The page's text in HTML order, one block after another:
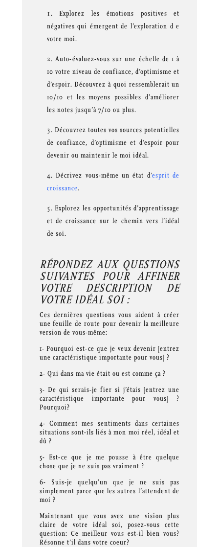
Explorez les émotions positives et
négatives qui émergent de l’exploration d e
votre moi.
Auto-évaluez-vous sur une échelle de 1 à
10 votre niveau de confiance, d’optimisme et
d’espoir. Découvrez à quoi ressemblerait un
10/10 et les moyens possibles d’améliorer
les notes jusqu’à 7/10 ou plus.
Découvrez toutes vos sources potentielles
de confiance, d’optimisme et d’espoir pour
devenir ou maintenir le moi idéal.
Décrivez vous-même un état d’esprit de
croissance.
Explorez les opportunités d’apprentissage
et de croissance sur le chemin vers l’idéal
de soi.
RÉPONDEZ AUX QUESTIONS
SUIVANTES POUR AFFINER
VOTRE DESCRIPTION DE
VOTRE IDÉAL SOI :
Ces dernières questions vous aident à créer
une feuille de route pour devenir la meilleure
version de vous-même:
1- Pourquoi est-ce que je veux devenir [entrez
une caractéristique importante pour vous] ?
2- Qui dans ma vie était ou est comme ça ?
3- De qui serais-je fier si j’étais [entrez une
caractéristique importante pour vous] ?
Pourquoi?
4- Comment mes sentiments dans certaines
situations sont-ils liés à mon moi réel, idéal et
dû ?
5- Est-ce que je me pousse à être quelque
chose que je ne suis pas vraiment ?
6- Suis-je quelqu’un que je ne suis pas
simplement parce que les autres l’attendent de
moi ?
Maintenant que vous avez une vision plus
claire de votre idéal soi, posez-vous cette
question: Ce meilleur vous est-il bien vous?
Résonne t’il dans votre coeur?